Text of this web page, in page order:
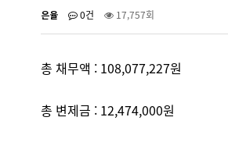
은율 0건 17,757회
총 채무액 : 108,077,227원
총 변제금 : 12,474,000원